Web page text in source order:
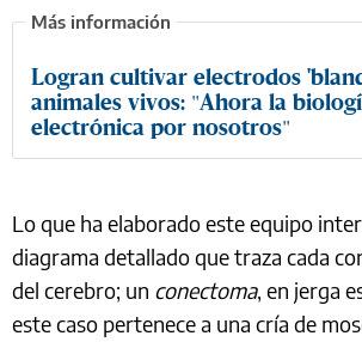
Logran cultivar electrodos
animales vivos: "Ahora la
electrónica por nosotros"
Lo que ha elaborado este equipo
diagrama detallado que traza cada
del cerebro; un conectoma, en jerga
este caso pertenece a una cría de